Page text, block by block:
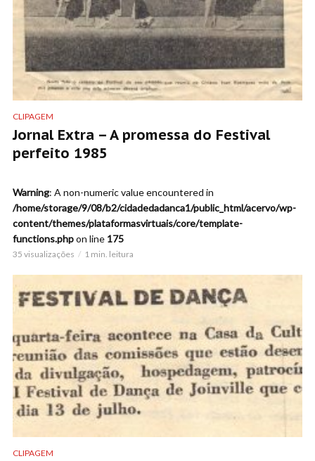
CLIPAGEM
Jornal Extra – A promessa do Festival
perfeito 1985
Warning: A non-numeric value encountered in
/home/storage/9/08/b2/cidadedadanca1/public_html/acervo/wp-
content/themes/plataformasvirtuais/core/template-
functions.phpon line 175
35 visualizações 1 min. leitura
CLIPAGEM